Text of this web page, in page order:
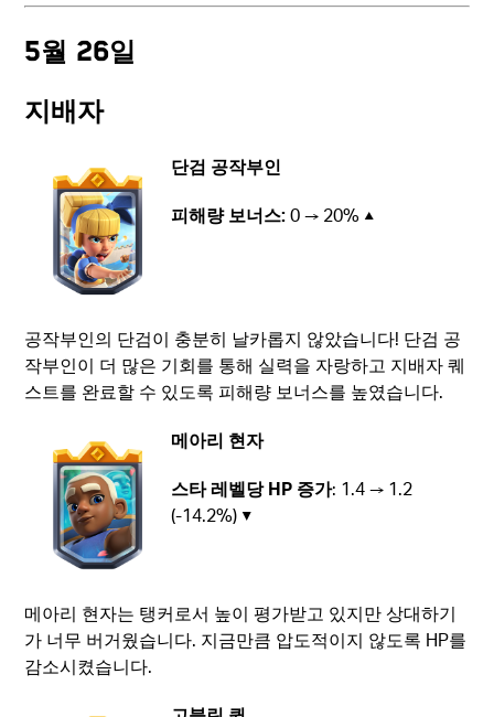
5월 26일
지배자
단검 공작부인
피해량 보너스:0 → 20% ▲
공작부인의 단검이 충분히 날카롭지 않았습니다! 단검 공
작부인이 더 많은 기회를 통해 실력을 자랑하고 지배자 퀘
스트를 완료할 수 있도록 피해량 보너스를 높였습니다.
메아리 현자
스타 레벨당 HP 증가: 1.4 → 1.2
(-14.2%) ▼
메아리 현자는 탱커로서 높이 평가받고 있지만 상대하기
가 너무 버거웠습니다. 지금만큼 압도적이지 않도록 HP를
감소시켰습니다.